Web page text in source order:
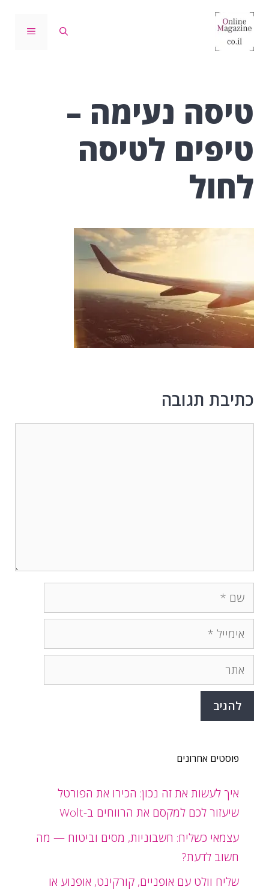
לדלג
לתוכן
תפריט
טיסה נעימה –
טיפים לטיסה
לחול
כתיבת תגובה
שם
אימייל
אתר
פוסטים אחרונים
איך לעשות את זה נכון: הכירו את הפורטל
שיעזור לכם למקסם את הרווחים ב-Wolt
עצמאי כשליח: חשבוניות, מסים וביטוח — מה
חשוב לדעת?
שליח וולט עם אופניים, קורקינט, אופנוע או